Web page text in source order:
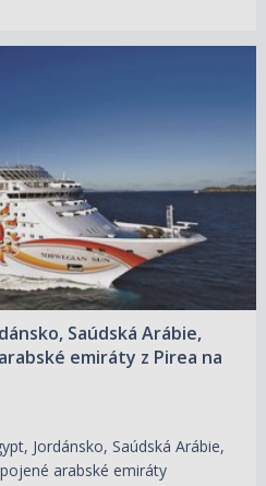
Saúdská Arábie,
emiráty z Pirea na
Jordánsko, Saúdská Arábie,
arabské emiráty